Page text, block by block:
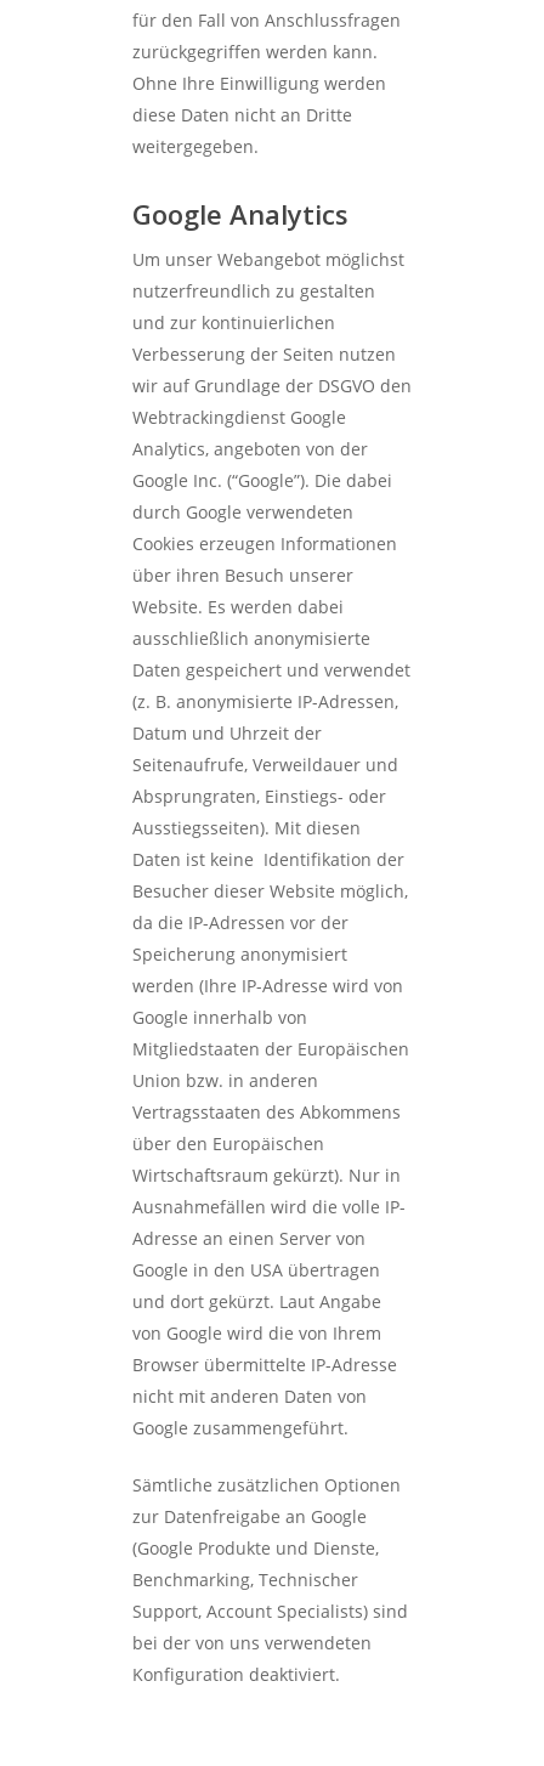
für den Fall von Anschlussfragen
zurückgegriffen werden kann.
Ohne Ihre Einwilligung werden
diese Daten nicht an Dritte
weitergegeben.
Google Analytics
Um unser Webangebot möglichst
nutzerfreundlich zu gestalten
und zur kontinuierlichen
Verbesserung der Seiten nutzen
wir auf Grundlage der DSGVO den
Webtrackingdienst Google
Analytics, angeboten von der
Google Inc. (“Google”). Die dabei
durch Google verwendeten
Cookies erzeugen Informationen
über ihren Besuch unserer
Website. Es werden dabei
ausschließlich anonymisierte
Daten gespeichert und verwendet
(z. B. anonymisierte IP-Adressen,
Datum und Uhrzeit der
Seitenaufrufe, Verweildauer und
Absprungraten, Einstiegs- oder
Ausstiegsseiten). Mit diesen
Daten ist keine Identifikation der
Besucher dieser Website möglich,
da die IP-Adressen vor der
Speicherung anonymisiert
werden (Ihre IP-Adresse wird von
Google innerhalb von
Mitgliedstaaten der Europäischen
Union bzw. in anderen
Vertragsstaaten des Abkommens
über den Europäischen
Wirtschaftsraum gekürzt). Nur in
Ausnahmefällen wird die volle IP-
Adresse an einen Server von
Google in den USA übertragen
und dort gekürzt. Laut Angabe
von Google wird die von Ihrem
Browser übermittelte IP-Adresse
nicht mit anderen Daten von
Google zusammengeführt.
Sämtliche zusätzlichen Optionen
zur Datenfreigabe an Google
(Google Produkte und Dienste,
Benchmarking, Technischer
Support, Account Specialists) sind
bei der von uns verwendeten
Konfiguration deaktiviert.